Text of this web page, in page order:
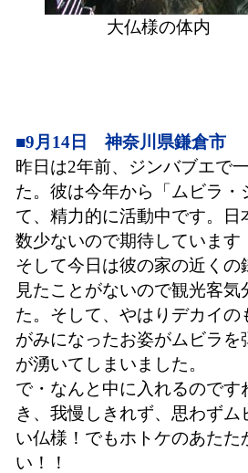
大仏様の体内
■9月14日 神奈川県鎌倉市
昨日は2年前、ジンバブエで
た。彼は今年から「ムビラ
て、精力的に活動中です。
数少ないので期待しています
そして今日は彼の家の近く
見たことがないので観光客
た。そして、やはりデカイ
がみになったお姿がムビラ
が湧いてしまいました。
で・なんと中に入れるので
き、我慢しきれず、思わず
い仏様！でもホトケのあた
い！！